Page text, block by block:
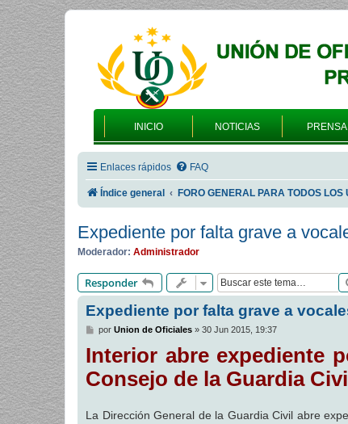
INICIO NOTICIAS PRENSA
Enlaces rápidos FAQ
Índice general FORO GENERAL PARA TODOS LOS
Expediente por falta grave a
Moderador: Administrador
Responder
Expediente por falta grave a
M
n
a
j
por Union de Oficiales» 30 Jun 2015, 19:37
Interior abre expediente
Consejo de la Guardia Civil
La Dirección General de la Guardia Civil abre